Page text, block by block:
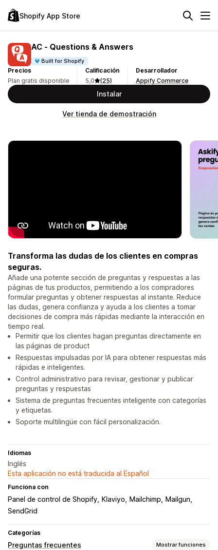
Shopify App Store
AC ‑ Questions & Answers
Built for Shopify
Precios
Plan gratis disponible
Calificación
5,0
(25)
Desarrollador
Appify Commerce
Instalar
Ver tienda de demostración
Transforma las dudas de los clientes en compras
seguras.
Añade una potente sección de preguntas y respuestas a las
páginas de tus productos, permitiendo a los compradores
formular preguntas y obtener respuestas al instante. Reduce
las dudas, genera confianza y ayuda a los clientes a tomar
decisiones de compra más rápidas mediante la interacción en
tiempo real.
Permitir que los clientes hagan preguntas directamente en
las páginas de product
Respuestas impulsadas por IA para obtener respuestas más
rápidas e inteligentes.
Control administrativo para revisar, gestionar y publicar
preguntas y respuestas
Sistema de preguntas frecuentes inteligente con categorías
y etiquetas.
Soporte multilingüe con fácil personalización.
Idiomas
Inglés
Esta aplicación no está traducida al Español
Funciona con
Panel de control de Shopify Klaviyo Mailchimp
Mailgun
SendGrid
Categorías
Preguntas frecuentes Mostrar funciones